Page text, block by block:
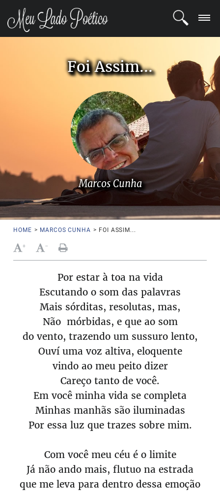
Foi Assim...
Marcos Cunha
HOME > MARCOS CUNHA > FOI ASSIM...
+ -
Por estar à toa na vida
Escutando o som das palavras
Mais sórditas, resolutas, mas,
Não mórbidas, e que ao som
do vento, trazendo um sussuro lento,
Ouví uma voz altiva, eloquente
vindo ao meu peito dizer
Careço tanto de você.
Em você minha vida se completa
Minhas manhãs são iluminadas
Por essa luz que trazes sobre mim.
Com você meu céu é o limite
Já não ando mais, flutuo na estrada
que me leva para dentro dessa emoção